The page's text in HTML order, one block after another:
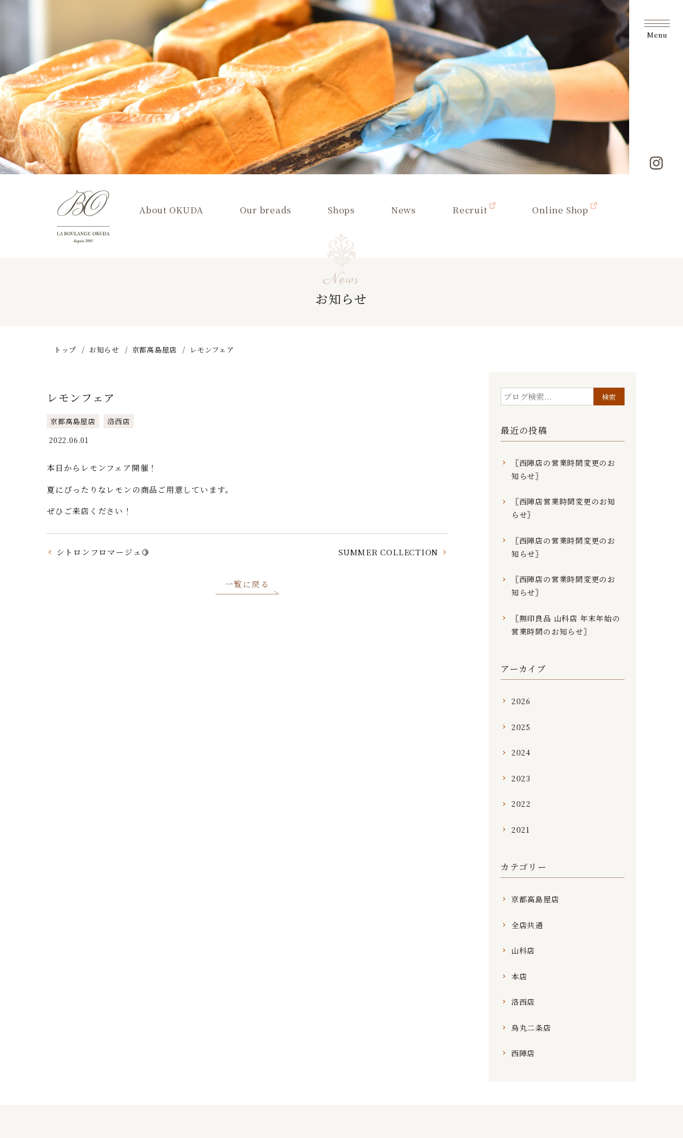
Menu
About OKUDA Our breads Shops News Recruit Online Shop
News
お知らせ
トップ お知らせ 京都高島屋店 レモンフェア
レモンフェア
京都高島屋店
洛西店
2022.06.01
本日からレモンフェア開催！
夏にぴったりなレモンの商品ご用意しています。
ぜひご来店ください！
シトロンフロマージュ🍋 SUMMER COLLECTION
一覧に戻る
最近の投稿
〖西陣店の営業時間変更のお
知らせ〗
〖西陣店営業時間変更のお知
らせ〗
〖西陣店の営業時間変更のお
知らせ〗
〖西陣店の営業時間変更のお
知らせ〗
〖無印良品 山科店 年末年始の
営業時間のお知らせ〗
アーカイブ
2026
2025
2024
2023
2022
2021
カテゴリー
京都高島屋店
全店共通
山科店
本店
洛西店
烏丸二条店
西陣店